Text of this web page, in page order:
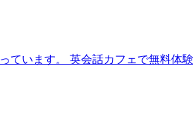
います。 英会話カフェで無料体